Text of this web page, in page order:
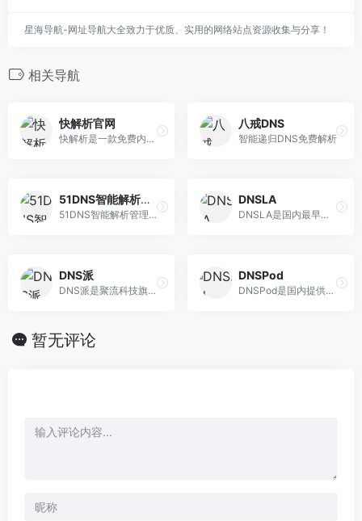
星海导航-网址导航大全致力于优质、实用的网络站点资源收集与分享！
相关导航
快解析官网
快解析是一款免费内网穿透域名解析工具，无需要端口映射，无需公网ip。服务更稳定，银行级加密数据更安全。服务用户500万+，更有200家上市公司选择金万维快解析。
八戒DNS
智能递归DNS免费解析
51DNS智能解析管理软件
51DNS智能解析管理软件是厦门帝恩思科技股份有限公司旗下的域名智能解析管理软件,主要为互联网企业提供免费和收费两种DNS智能解析服务。软件自主研发内核、可自建无限节点、自定义NS地址、可视化界面管理、本地快速部署等功能。
DNSLA
DNSLA是国内最早的免费智能DNS解析服务商，提供稳定高速的电信、联通/网通 、教育网、移动、等多线或三线智能DNS解析，免费智能DNS产品，支持免费URL转发，服务器宕机检测及自动切换，不限制解析数目，支持搜索引擎解析优化
DNS派
DNS派是聚流科技旗下的DNS服务平台，为个人用户、网站主、企业提供各种有关DNS业务的服务，包括个人上网的域名解析服务、网站授权解析服务、企业域名解析服务等。 同时为站长免费提供网站防火墙、DDOS保护、 CC保护、智能DNS解析、盗链保护、页面压缩、缓存加速、永久在线和动态域名绑定等服务
DNSPod
DNSPod是国内提供智能DNS产品的网站，致力于为各类网站提供高质量的电信、网通、教育网双线或者三线智能DNS免费解析。目前DNSPod已经是国内最大的免费DNS解析产品提供商
暂无评论